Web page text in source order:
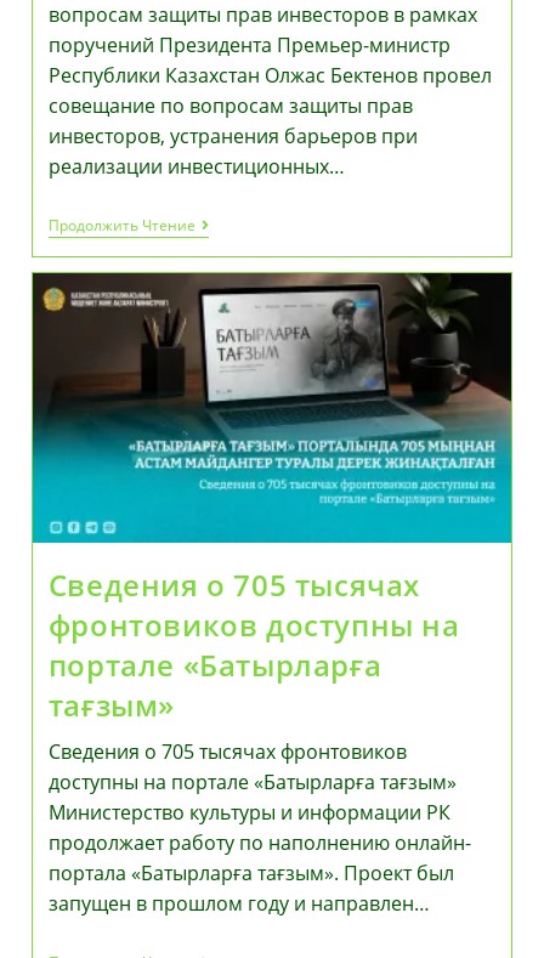
вопросам защиты прав инвесторов в рамках
поручений Президента Премьер-министр
Республики Казахстан Олжас Бектенов провел
совещание по вопросам защиты прав
инвесторов, устранения барьеров при
реализации инвестиционных…
Продолжить ЧтениеОлжас
Бектенов
Провел
Совещание
По
Вопросам
Защиты
Прав
Инвесторов
В
Рамках
Поручений
Президента
Сведения о 705 тысячах
фронтовиков доступны на
портале «Батырларға
тағзым»
Сведения о 705 тысячах фронтовиков
доступны на портале «Батырларға тағзым»
Министерство культуры и информации РК
продолжает работу по наполнению онлайн-
портала «Батырларға тағзым». Проект был
запущен в прошлом году и направлен…